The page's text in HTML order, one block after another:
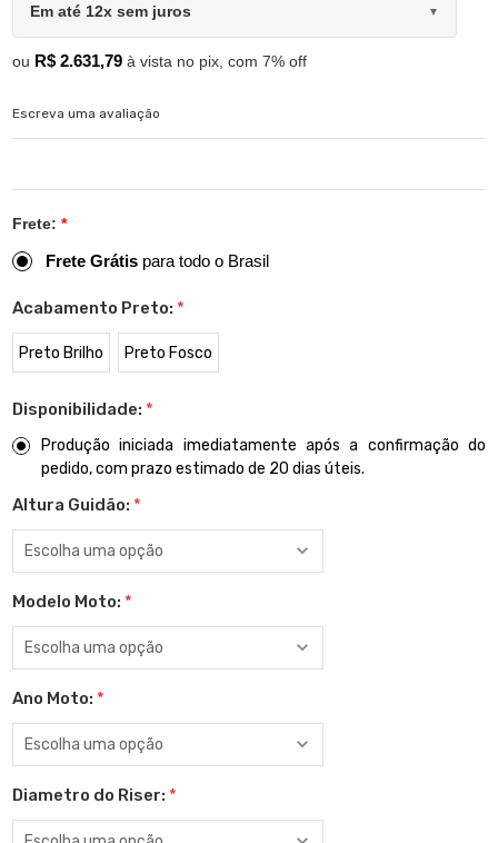
Em até 12x sem juros ▼
ou R$ 2.631,79 à vista no pix, com 7% off
Escreva uma avaliação
Frete: *
Frete Grátis para todo o Brasil
Acabamento Preto: *
Preto Brilho Preto Fosco
Disponibilidade: *
Produção iniciada imediatamente após a confirmação do
pedido, com prazo estimado de 20 dias úteis.
Altura Guidão: *
Modelo Moto: *
Ano Moto: *
Diametro do Riser: *